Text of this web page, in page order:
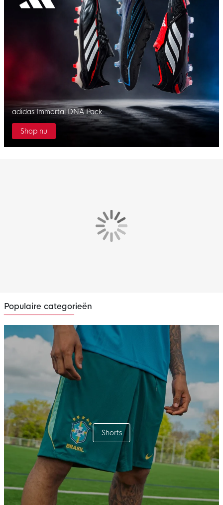
adidas Immortal DNA Pack
Shop nu
Populaire categorieën
Shorts